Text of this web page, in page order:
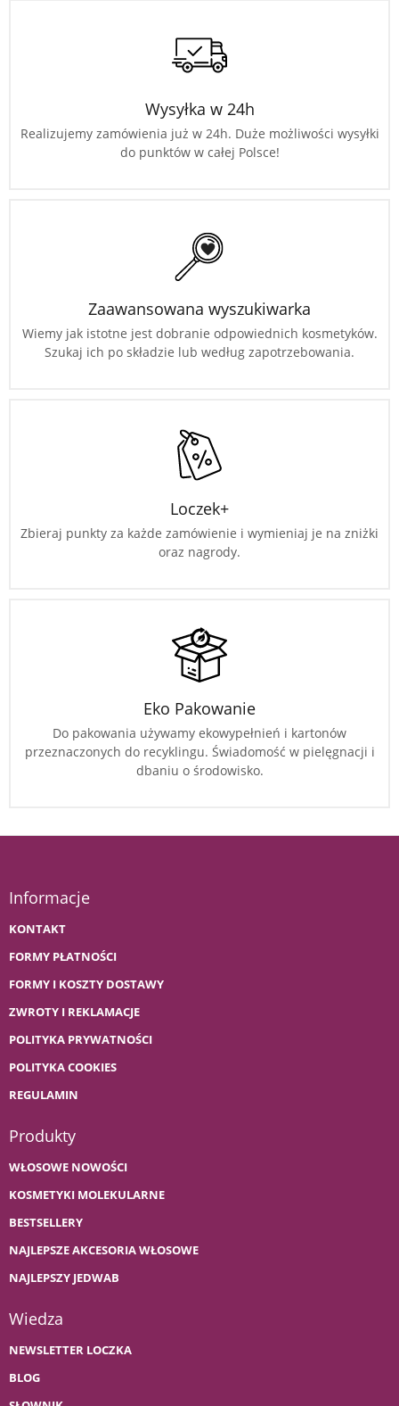
Wysyłka w 24h
Realizujemy zamówienia już w 24h. Duże możliwości wysyłki
do punktów w całej Polsce!
Zaawansowana wyszukiwarka
Wiemy jak istotne jest dobranie odpowiednich kosmetyków.
Szukaj ich po składzie lub według zapotrzebowania.
Loczek+
Zbieraj punkty za każde zamówienie i wymieniaj je na zniżki
oraz nagrody.
Eko Pakowanie
Do pakowania używamy ekowypełnień i kartonów
przeznaczonych do recyklingu. Świadomość w pielęgnacji i
dbaniu o środowisko.
Informacje
KONTAKT
FORMY PŁATNOŚCI
FORMY I KOSZTY DOSTAWY
ZWROTY I REKLAMACJE
POLITYKA PRYWATNOŚCI
POLITYKA COOKIES
REGULAMIN
Produkty
WŁOSOWE NOWOŚCI
KOSMETYKI MOLEKULARNE
BESTSELLERY
NAJLEPSZE AKCESORIA WŁOSOWE
NAJLEPSZY JEDWAB
Wiedza
NEWSLETTER LOCZKA
BLOG